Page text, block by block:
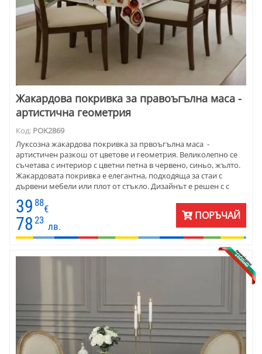
Жакардова покривка за правоъгълна маса -
артистична геометрия
Код: POK2869
Луксозна жакардова покривка за првоъгълна маса -
артистичен разкош от цветове и геометрия. Великолепно се
съчетава с интериор с цветни петна в червено, синьо, жълто.
Жакардовата покривка е елегантна, подходяща за стаи с
дървени мебели или плот от стъкло. Дизайнът е решен с с
широк артистичен бордюр с геометрия и цвят. Материята е
плътен жакард - памук и полиестер. Покривките са подходящи
за използване в обширен хол. Размерът е 140 х 180 с м.
Комбинирайте с червени, сини, жълти салфетки, карета или
тишлайфери
39 88
€
78 23
лв.
ПОРЪЧАЙ